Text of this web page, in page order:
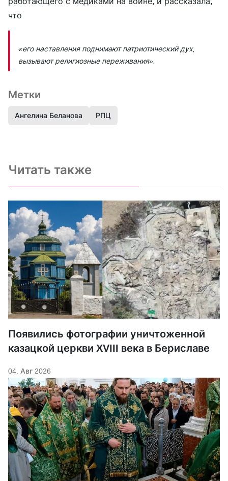
что
«его наставления поднимают патриотический дух,
вызывают религиозные переживания».
Метки
Ангелина Беланова РПЦ
Читать также
Появились фотографии уничтоженной
казацкой церкви XVIII века в Бериславе
04. Авг 2026